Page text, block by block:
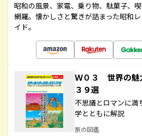
昭和の風景、家電、乗り物、駄菓子、
網羅。懐かしさと驚きが詰まった昭和
イド。
Ｗ０３ 世界の魅
３９選
不思議とロマンに満
学とともに解説
旅の図鑑